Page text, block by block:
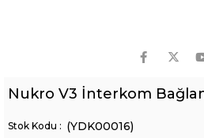
Nukro V3 İnterkom
(YDK00016)